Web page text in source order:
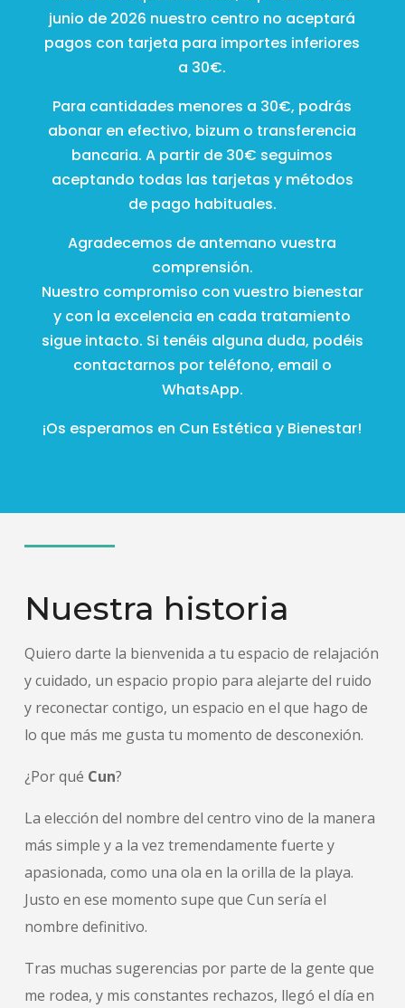
junio de 2026 nuestro centro no aceptará
pagos con tarjeta para importes inferiores
a 30€.
Para cantidades menores a 30€, podrás
abonar en efectivo, bizum o transferencia
bancaria. A partir de 30€ seguimos
aceptando todas las tarjetas y métodos
de pago habituales.
Agradecemos de antemano vuestra
comprensión.
Nuestro compromiso con vuestro bienestar
y con la excelencia en cada tratamiento
sigue intacto. Si tenéis alguna duda, podéis
contactarnos por teléfono, email o
WhatsApp.
¡Os esperamos en Cun Estética y Bienestar!
Nuestra historia
Quiero darte la bienvenida a tu espacio de relajación
y cuidado, un espacio propio para alejarte del ruido
y reconectar contigo, un espacio en el que hago de
lo que más me gusta tu momento de desconexión.
¿Por qué Cun?
La elección del nombre del centro vino de la manera
más simple y a la vez tremendamente fuerte y
apasionada, como una ola en la orilla de la playa.
Justo en ese momento supe que Cun sería el
nombre definitivo.
Tras muchas sugerencias por parte de la gente que
me rodea, y mis constantes rechazos, llegó el día en